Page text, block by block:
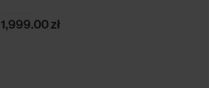
1,999.00zł